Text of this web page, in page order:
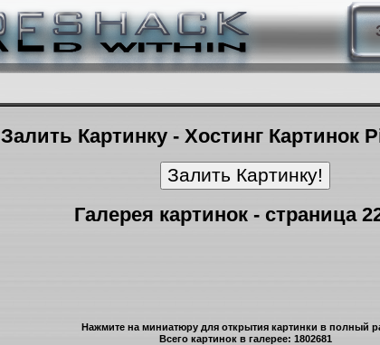
Залить Картинку - Хостинг Картинок
Галерея картинок - страница
Нажмите на миниатюру для открытия картинки в полный
Всего картинок в галерее: 1802681